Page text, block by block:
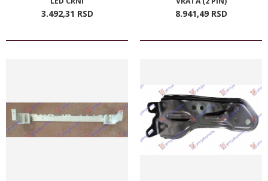
3.492,31 RSD 8.941,49 RSD